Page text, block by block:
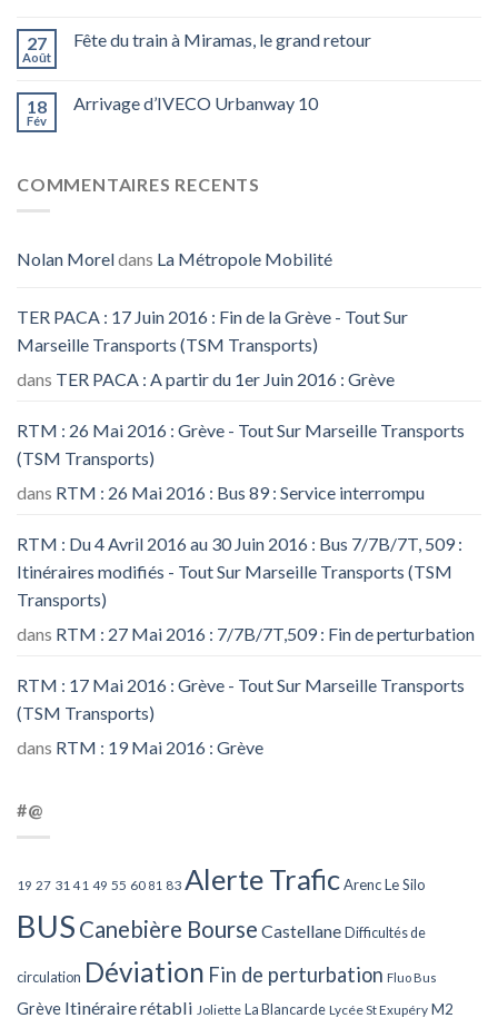
27
Août
Fête du train à Miramas, le grand retour
18
Fév
Arrivage d’IVECO Urbanway 10
COMMENTAIRES RECENTS
Nolan Moreldans La Métropole Mobilité
TER PACA : 17 Juin 2016 : Fin de la Grève - Tout Sur
Marseille Transports (TSM Transports)
dans TER PACA : A partir du 1er Juin 2016 : Grève
RTM : 26 Mai 2016 : Grève - Tout Sur Marseille Transports
(TSM Transports)
dans RTM : 26 Mai 2016 : Bus 89 : Service interrompu
RTM : Du 4 Avril 2016 au 30 Juin 2016 : Bus 7/7B/7T, 509 :
Itinéraires modifiés - Tout Sur Marseille Transports (TSM
Transports)
dans RTM : 27 Mai 2016 : 7/7B/7T,509 : Fin de perturbation
RTM : 17 Mai 2016 : Grève - Tout Sur Marseille Transports
(TSM Transports)
dans RTM : 19 Mai 2016 : Grève
#@
19 27 31 41 49 55 60 81 83 Alerte TraficArenc Le Silo
BUS Canebière Bourse Castellane Difficultés de
circulation Déviation Fin de perturbation Fluo Bus
Grève Itinéraire rétabli Joliette La Blancarde Lycée St Exupéry M2